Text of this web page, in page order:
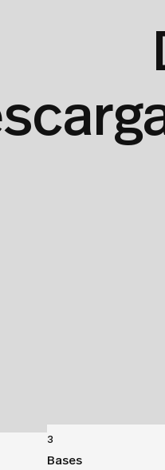
3
Bases